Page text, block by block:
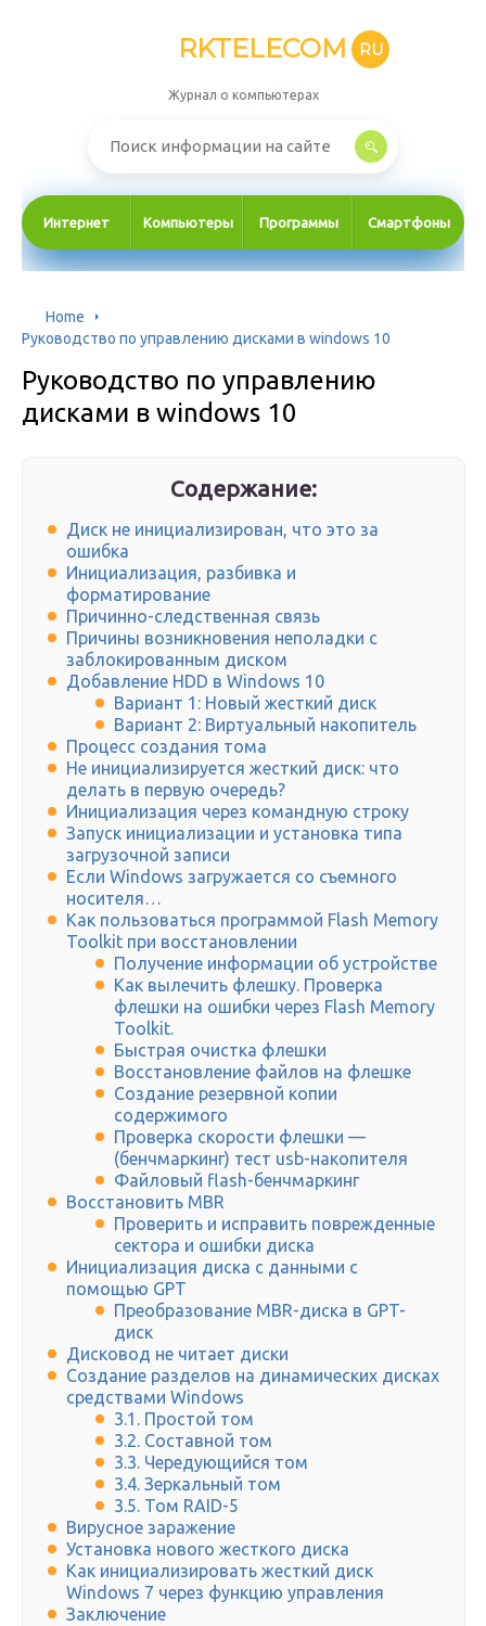
RKTELECOM RU
Журнал о компьютерах
Интернет Компьютеры Программы Смартфоны
Home
Руководство по управлению дисками в windows 10
Руководство по управлению
дисками в windows 10
Содержание:
Диск не инициализирован, что это за
ошибка
Инициализация, разбивка и
форматирование
Причинно-следственная связь
Причины возникновения неполадки с
заблокированным диском
Добавление HDD в Windows 10
Вариант 1: Новый жесткий диск
Вариант 2: Виртуальный накопитель
Процесс создания тома
Не инициализируется жесткий диск: что
делать в первую очередь?
Инициализация через командную строку
Запуск инициализации и установка типа
загрузочной записи
Если Windows загружается со съемного
носителя…
Как пользоваться программой Flash Memory
Toolkit при восстановлении
Получение информации об устройстве
Как вылечить флешку. Проверка
флешки на ошибки через Flash Memory
Toolkit.
Быстрая очистка флешки
Восстановление файлов на флешке
Создание резервной копии
содержимого
Проверка скорости флешки —
(бенчмаркинг) тест usb-накопителя
Файловый flash-бенчмаркинг
Восстановить MBR
Проверить и исправить поврежденные
сектора и ошибки диска
Инициализация диска с данными с
помощью GPT
Преобразование MBR-диска в GPT-
диск
Дисковод не читает диски
Создание разделов на динамических дисках
средствами Windows
3.1. Простой том
3.2. Составной том
3.3. Чередующийся том
3.4. Зеркальный том
3.5. Том RAID-5
Вирусное заражение
Установка нового жесткого диска
Как инициализировать жесткий диск
Windows 7 через функцию управления
Заключение